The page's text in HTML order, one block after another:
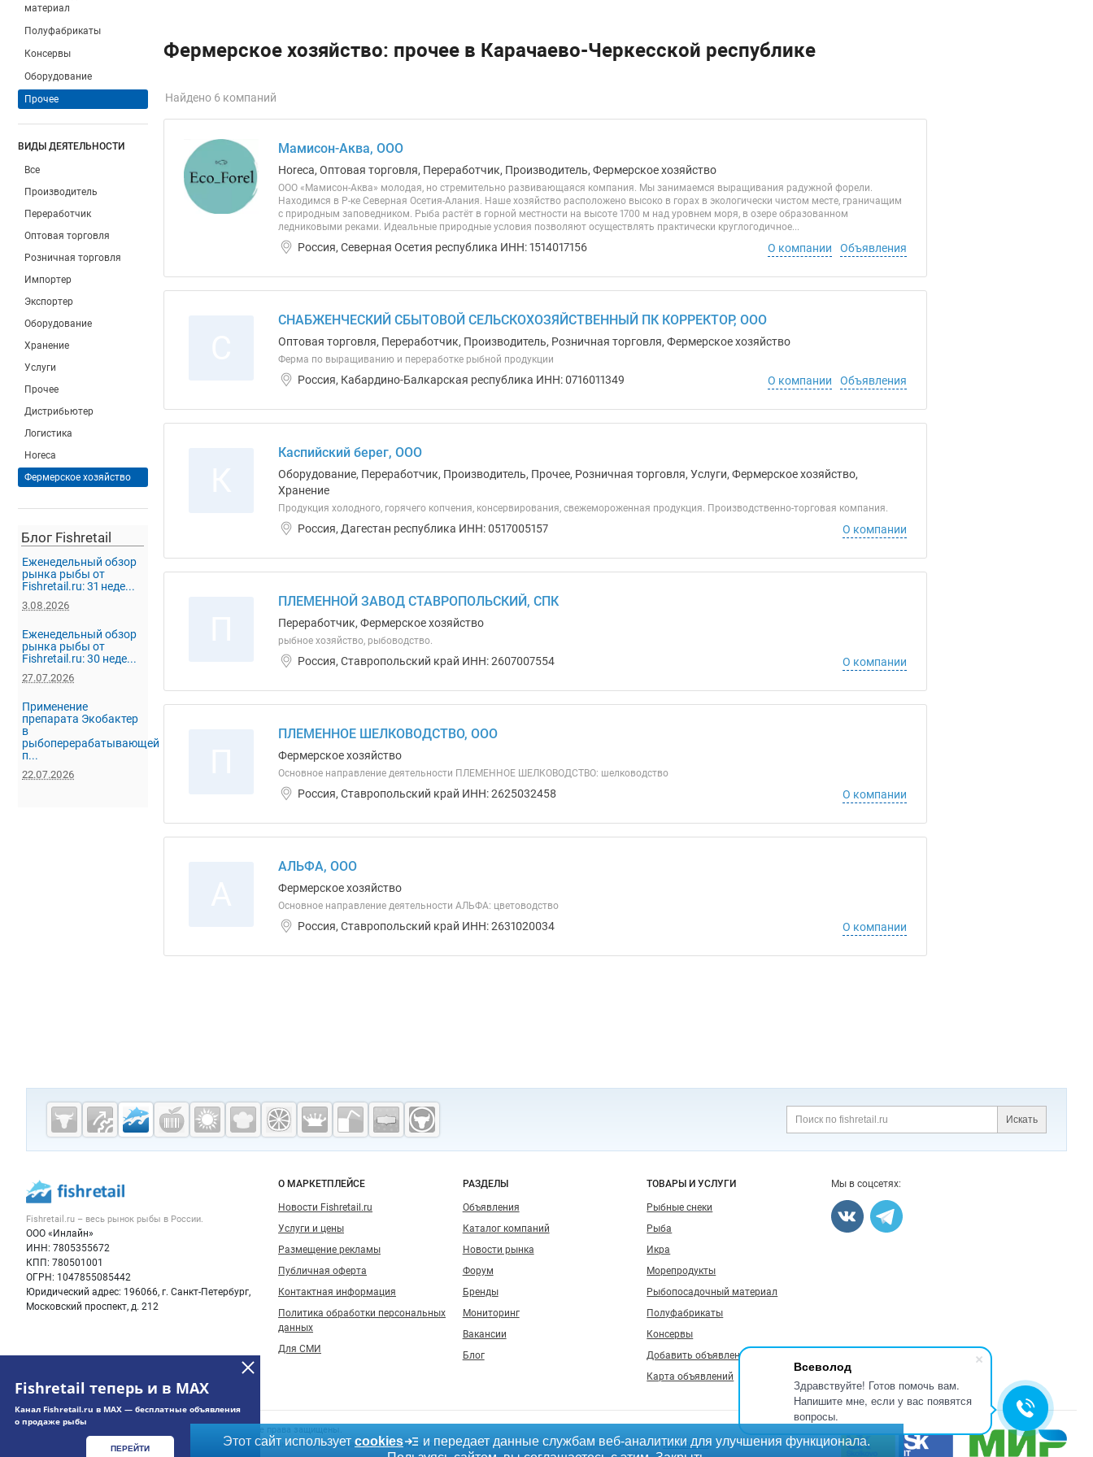
Всеволод
Здравствуйте! Готов помочь вам.
Напишите мне, если у вас появятся
вопросы.
материал
Полуфабрикаты
Консервы
Оборудование
Прочее
ВИДЫ ДЕЯТЕЛЬНОСТИ
Все
Производитель
Переработчик
Оптовая торговля
Розничная торговля
Импортер
Экспортер
Оборудование
Хранение
Услуги
Прочее
Дистрибьютер
Логистика
Horeca
Фермерское хозяйство
Блог Fishretail
Еженедельный обзор
рынка рыбы от
Fishretail.ru: 31 неде...
3.08.2026
Еженедельный обзор
рынка рыбы от
Fishretail.ru: 30 неде...
27.07.2026
Применение
препарата Экобактер
в
рыбоперерабатывающей
п...
22.07.2026
Фермерское хозяйство: прочее в Карачаево-Черкесской республике
Найдено 6 компаний
Мамисон-Аква, ООО
Horeca, Оптовая торговля, Переработчик, Производитель, Фермерское хозяйство
ООО «Мамисон-Аква» молодая, но стремительно развивающаяся компания. Мы занимаемся выращивания радужной форели.
Находимся в Р-ке Северная Осетия-Алания. Наше хозяйство расположено высоко в горах в экологически чистом месте, граничащим
с природным заповедником. Рыба растёт в горной местности на высоте 1700 м над уровнем моря, в озере образованном
ледниковыми реками. Идеальные природные условия позволяют осуществлять практически круглогодичное...
Россия, Северная Осетия республика ИНН: 1514017156 О компании Объявления
СНАБЖЕНЧЕСКИЙ СБЫТОВОЙ СЕЛЬСКОХОЗЯЙСТВЕННЫЙ ПК КОРРЕКТОР, ООО
Оптовая торговля, Переработчик, Производитель, Розничная торговля, Фермерское хозяйство
Ферма по выращиванию и переработке рыбной продукции
Россия, Кабардино-Балкарская республика ИНН: 0716011349 О компании Объявления
Каспийский берег, ООО
Оборудование, Переработчик, Производитель, Прочее, Розничная торговля, Услуги, Фермерское хозяйство,
Хранение
Продукция холодного, горячего копчения, консервирования, свежемороженная продукция. Производственно-торговая компания.
Россия, Дагестан республика ИНН: 0517005157 О компании
ПЛЕМЕННОЙ ЗАВОД СТАВРОПОЛЬСКИЙ, СПК
Переработчик, Фермерское хозяйство
рыбное хозяйство, рыбоводство.
Россия, Ставропольский край ИНН: 2607007554 О компании
ПЛЕМЕННОЕ ШЕЛКОВОДСТВО, ООО
Фермерское хозяйство
Основное направление деятельности ПЛЕМЕННОЕ ШЕЛКОВОДСТВО: шелководство
Россия, Ставропольский край ИНН: 2625032458 О компании
АЛЬФА, ООО
Фермерское хозяйство
Основное направление деятельности АЛЬФА: цветоводство
Россия, Ставропольский край ИНН: 2631020034 О компании
Fishretail теперь и в MAX
Канал Fishretail.ru в MAX — бесплатные объявления
о продаже рыбы
ПЕРЕЙТИ
Дополнительная информация
Искать
Cсылки на полезные проекты
Fishretail.ru —
рыба,
Важные разделы и контакты
Fishretail.ru – весь рынок рыбы в России.
ООО «Инлайн»
ИНН: 7805355672
КПП: 780501001
ОГРН: 1047855085442
Юридический адрес: 196066, г. Санкт-Петербург,
Московский проспект, д. 212
Навигация по сайту
О МАРКЕТПЛЕЙСЕ
Новости Fishretail.ru
Услуги и цены
Размещение рекламы
Публичная оферта
Контактная информация
Политика обработки персональных
данных
Для СМИ
РАЗДЕЛЫ
Объявления
Каталог компаний
Новости рынка
Форум
Бренды
Мониторинг
Вакансии
Блог
ТОВАРЫ И УСЛУГИ
Рыбные снеки
Рыба
Икра
Морепродукты
Рыбопосадочный материал
Полуфабрикаты
Консервы
Добавить объявление
Карта объявлений
Мы в соцсетях:
Счетчики, авторское право, логотипы
© 2006‑2026 ООО “Инлайн”. 12+ Все права защищены.
Использование информации, размещенной на данном сайте, допускается только при размещении активной гиперссылки на сайт fishretail.ru
Этот сайт используетcookies
и передает данные службам веб-аналитики для улучшения функционала.